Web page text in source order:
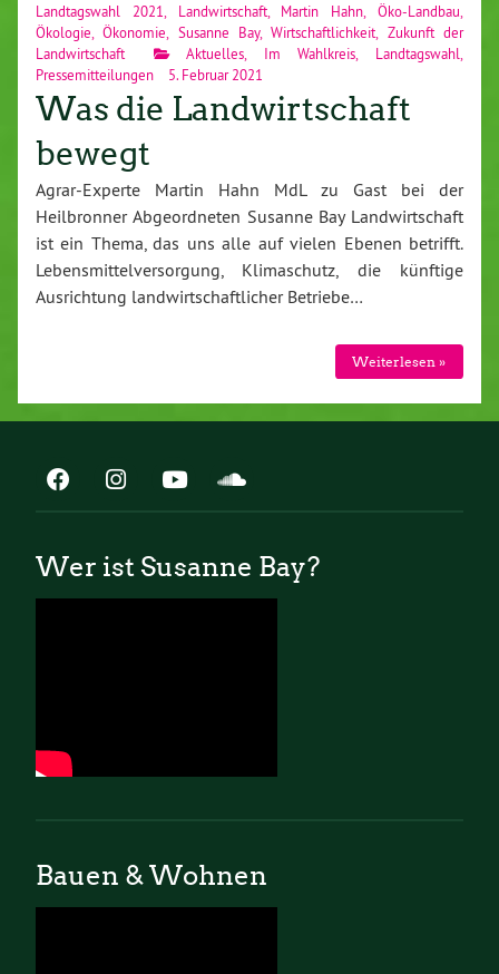
Landtagswahl 2021
Landwirtschaft, Martin Hahn ,Öko-Landbau
Ökologie ,Ökonomie Susanne Bay,Wirtschaftlichkeit
Zukunft der
Landwirtschaft
Aktuelles Im Wahlkreis Landtagswahl
Pressemitteilungen
5. Februar 2021
Was die Landwirtschaft
bewegt
Agrar-Experte Martin Hahn MdL zu Gast bei der
Heilbronner Abgeordneten Susanne Bay Landwirtschaft
ist ein Thema, das uns alle auf vielen Ebenen betrifft.
Lebensmittelversorgung, Klimaschutz, die künftige
Ausrichtung landwirtschaftlicher Betriebe…
Weiterlesen »
Wer ist Susanne Bay?
Bauen & Wohnen